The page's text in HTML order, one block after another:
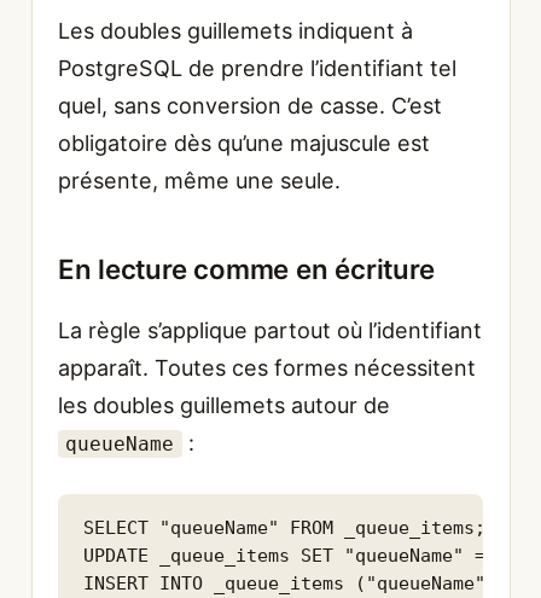
Les doubles guillemets indiquent à
PostgreSQL de prendre l’identifiant tel
quel, sans conversion de casse. C’est
obligatoire dès qu’une majuscule est
présente, même une seule.
En lecture comme en écriture
La règle s’applique partout où l’identifiant
apparaît. Toutes ces formes nécessitent
les doubles guillemets autour de
queueName :
SELECT "queueName" FROM _queue_items;
UPDATE _queue_items SET "queueName" =
INSERT INTO _queue_items ("queueName")